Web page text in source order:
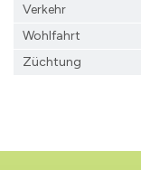
Verkehr
Wohlfahrt
Züchtung